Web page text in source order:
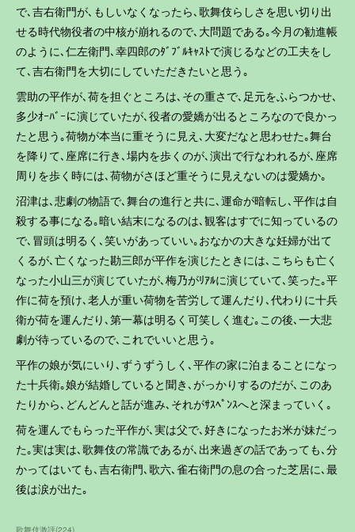
で､吉右衛門が､もしいなくなったら､歌舞伎らしさを思い切り出
せる時代物役者の中核が崩れるので､大問題である｡今月の勧進帳
のように､仁左衛門､幸四郎のﾀﾞﾌﾞﾙｷｬｽﾄで演じるなどの工夫をし
て､吉右衛門を大切にしていただきたいと思う｡
雲助の平作が､荷を担ぐところは､その重さで､足元をふらつかせ､
多少ｵｰﾊﾞｰに演じていたが､役者の愛嬌が出るところなので良かっ
たと思う｡荷物が本当に重そうに見え､大変だなと思わせた｡舞台
を降りて､座席に行き､場内を歩くのが､演出で行なわれるが､座席
周りを歩く時には､荷物がさほど重そうに見えないのは愛嬌か｡
沼津は､悲劇の物語で､舞台の進行と共に､運命が暗転し､平作は自
殺する事になる｡暗い結末になるのは､観客はすでに知っているの
で､冒頭は明るく､笑いがあっていい｡おなかの大きな妊婦が出て
くるが､亡くなった勘三郎が平作を演じたときには､こちらも亡く
なった小山三が演じていたが､梅乃がﾘｱﾙに演じていて､笑った｡平
作に荷を預け､老人が重い荷物を苦労して運んだり､代わりに十兵
衛が荷を運んだり､第一幕は明るく可笑しく進む｡この後､一大悲
劇が待っているので､これでいいと思う｡
平作の娘が気にいり､ずうずうしく､平作の家に泊まることになっ
た十兵衛｡娘が結婚していると聞き､がっかりするのだが､このあ
たりから､どんどんと話が進み､それがｻｽﾍﾟﾝｽへと深まっていく｡
荷を運んでもらった平作が､実は父で､好きになったお米が妹だっ
た｡実は実は､歌舞伎の常識であるが､出来過ぎの話であっても､分
かってはいても､吉右衛門､歌六､雀右衛門の息の合った芝居に､最
後は涙が出た｡
歌舞伎激評(224)